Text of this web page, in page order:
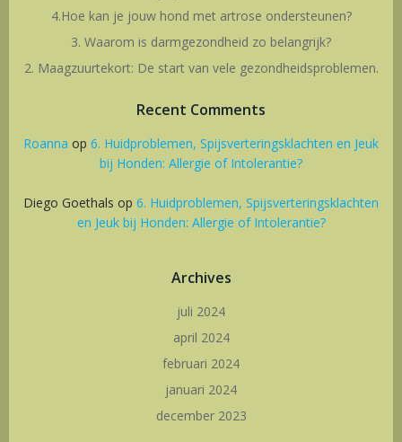
4.Hoe kan je jouw hond met artrose ondersteunen?
3. Waarom is darmgezondheid zo belangrijk?
2. Maagzuurtekort: De start van vele gezondheidsproblemen.
Recent Comments
Roanna op 6. Huidproblemen, Spijsverteringsklachten en Jeuk
bij Honden: Allergie of Intolerantie?
Diego Goethals op 6. Huidproblemen, Spijsverteringsklachten
en Jeuk bij Honden: Allergie of Intolerantie?
Archives
juli 2024
april 2024
februari 2024
januari 2024
december 2023